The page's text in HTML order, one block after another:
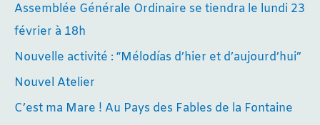
Assemblée Générale Ordinaire se tiendra le lundi 23
février à 18h
Nouvelle activité : “Mélodías d’hier et d’aujourd’hui”
Nouvel Atelier
C’est ma Mare ! Au Pays des Fables de la Fontaine